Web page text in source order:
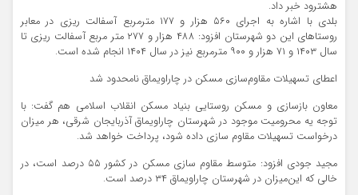
هشترود خبر داد.
بلدی با اشاره به اجرای ۵۶۰ هزار و ۱۷۷ مترمربع آسفالت ریزی در معابر
روستاهای این دو شهرستان افزود: ۴۸۸ هزار و ۲۷۷ متر مربع آسفالت ریزی تا
سال ۱۴۰۳ و ۷۱ هزار و ۹۰۰ مترمربع نیز در سال ۱۴۰۴ انجام شده است.
اعطای تسهیلات مقاوم‌سازی مسکن در چاراویماق نامحدود شد
معاون بازسازی و مسکن روستایی بنیاد مسکن انقلاب اسلامی هم گفت: با
توجه یه محرومیت موجود در شهرستان چاراویماق آذربایجان شرقی، هر میزان
درخواست تسهیلات مقاوم سازی داده شود، پرداخت‌ خواهد شد.
مجید جودی افزود: متوسط مقاوم سازی مسکن در کشور ۵۵ درصد است، در
خالی که این‌میزان در شهرستان چاراویماق ۳۴ درصد است.